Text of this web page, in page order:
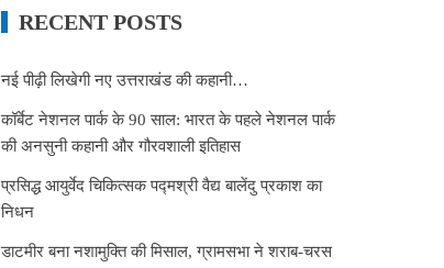
RECENT POSTS
नई पीढ़ी लिखेगी नए उत्तराखंड की कहानी…
कॉर्बेट नेशनल पार्क के 90 साल: भारत के पहले नेशनल पार्क
की अनसुनी कहानी और गौरवशाली इतिहास
प्रसिद्ध आयुर्वेद चिकित्सक पद्मश्री वैद्य बालेंदु प्रकाश का
निधन
डाटमीर बना नशामुक्ति की मिसाल, ग्रामसभा ने शराब-चरस